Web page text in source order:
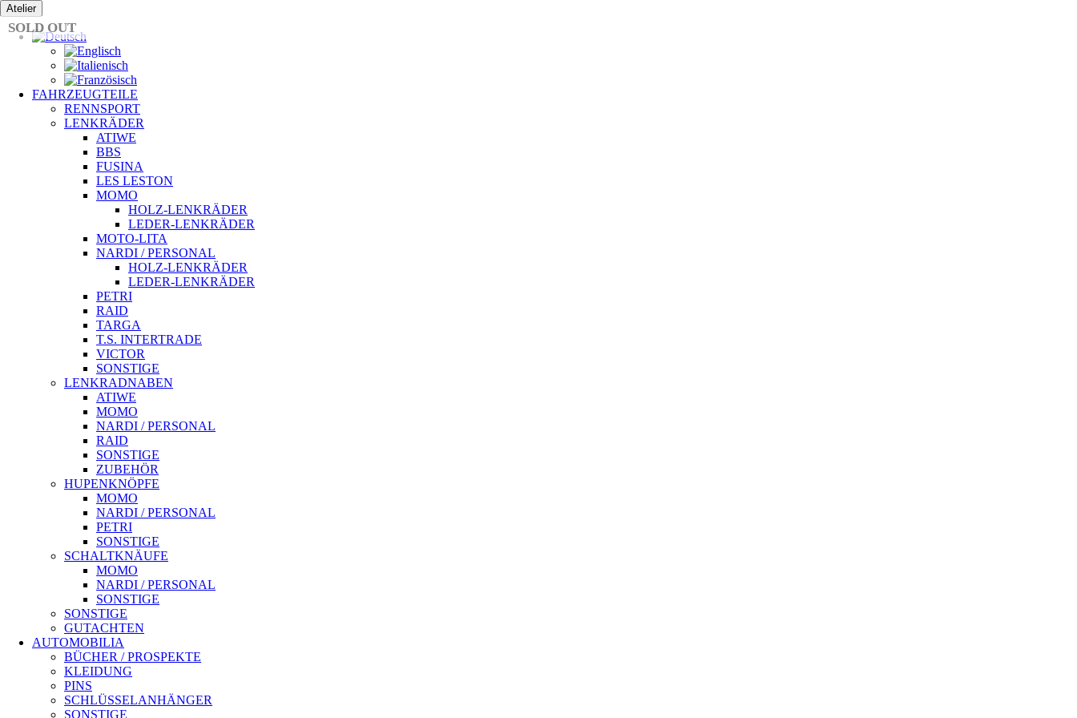
Zum
Inhalt
springen
Atelier
FAHRZEUGTEILE
RENNSPORT
LENKRÄDER
ATIWE
BBS
FUSINA
LES LESTON
MOMO
HOLZ-LENKRÄDER
LEDER-LENKRÄDER
MOTO-LITA
NARDI / PERSONAL
HOLZ-LENKRÄDER
LEDER-LENKRÄDER
PETRI
RAID
TARGA
T.S. INTERTRADE
VICTOR
SONSTIGE
LENKRADNABEN
ATIWE
MOMO
NARDI / PERSONAL
RAID
SONSTIGE
ZUBEHÖR
HUPENKNÖPFE
MOMO
NARDI / PERSONAL
PETRI
SONSTIGE
SCHALTKNÄUFE
MOMO
NARDI / PERSONAL
SONSTIGE
SONSTIGE
GUTACHTEN
AUTOMOBILIA
BÜCHER / PROSPEKTE
KLEIDUNG
PINS
SCHLÜSSELANHÄNGER
SONSTIGE
SOLD OUT